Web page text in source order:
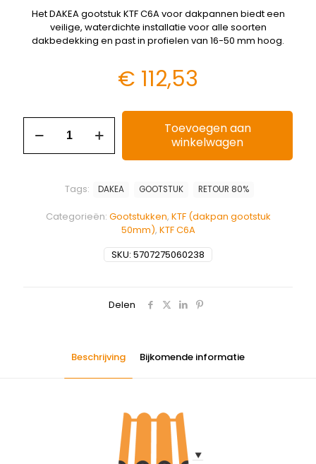
Het DAKEA gootstuk KTF C6A voor dakpannen biedt een
veilige, waterdichte installatie voor alle soorten
dakbedekking en past in profielen van 16-50 mm hoog.
€ 112,53
Toevoegen aan
winkelwagen
SKU: 5707275060238
Categorieën: Gootstukken, KTF (dakpan gootstuk
50mm), KTF C6A
Tags: DAKEA GOOTSTUK RETOUR 80%
Delen
Beschrijving Bijkomende informatie